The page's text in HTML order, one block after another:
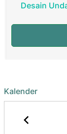
Desain
Kalender